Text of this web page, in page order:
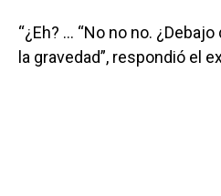
“¿Eh? … “No no no.
la gravedad”, respondió el